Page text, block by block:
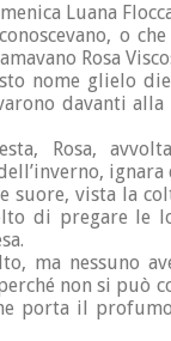
Luana
o
Rosa
nome glielo
davanti alla
Rosa,
ignara
suore, vista la
di pregare le
ma nessuno
non si può
porta il